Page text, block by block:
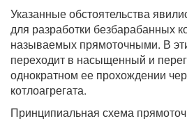
Указанные обстоятельства
для разработки безбарабанных
называемых прямоточными. В
переходит в насыщенный и
однократном ее прохождении
котлоагрегата.
Принципиальная схема